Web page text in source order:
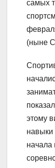
самых
(ныне
этому
навыки
начала